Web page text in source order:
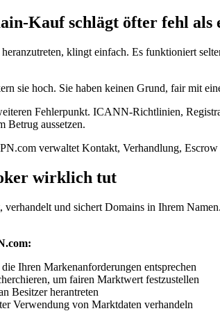
Kauf schlägt öfter fehl als
klingt einfach. Es funktioniert
sie hoch. Sie haben keinen Grund, fair mit
Fehlerpunkt. ICANN-Richtlinien,
Betrug aussetzen.
verwaltet Kontakt, Verhandlung,
wirklich tut
und sichert Domains in Ihrem
Ihren Markenanforderungen entsprechen
um fairen Marktwert festzustellen
Besitzer herantreten
Verwendung von Marktdaten verhandeln